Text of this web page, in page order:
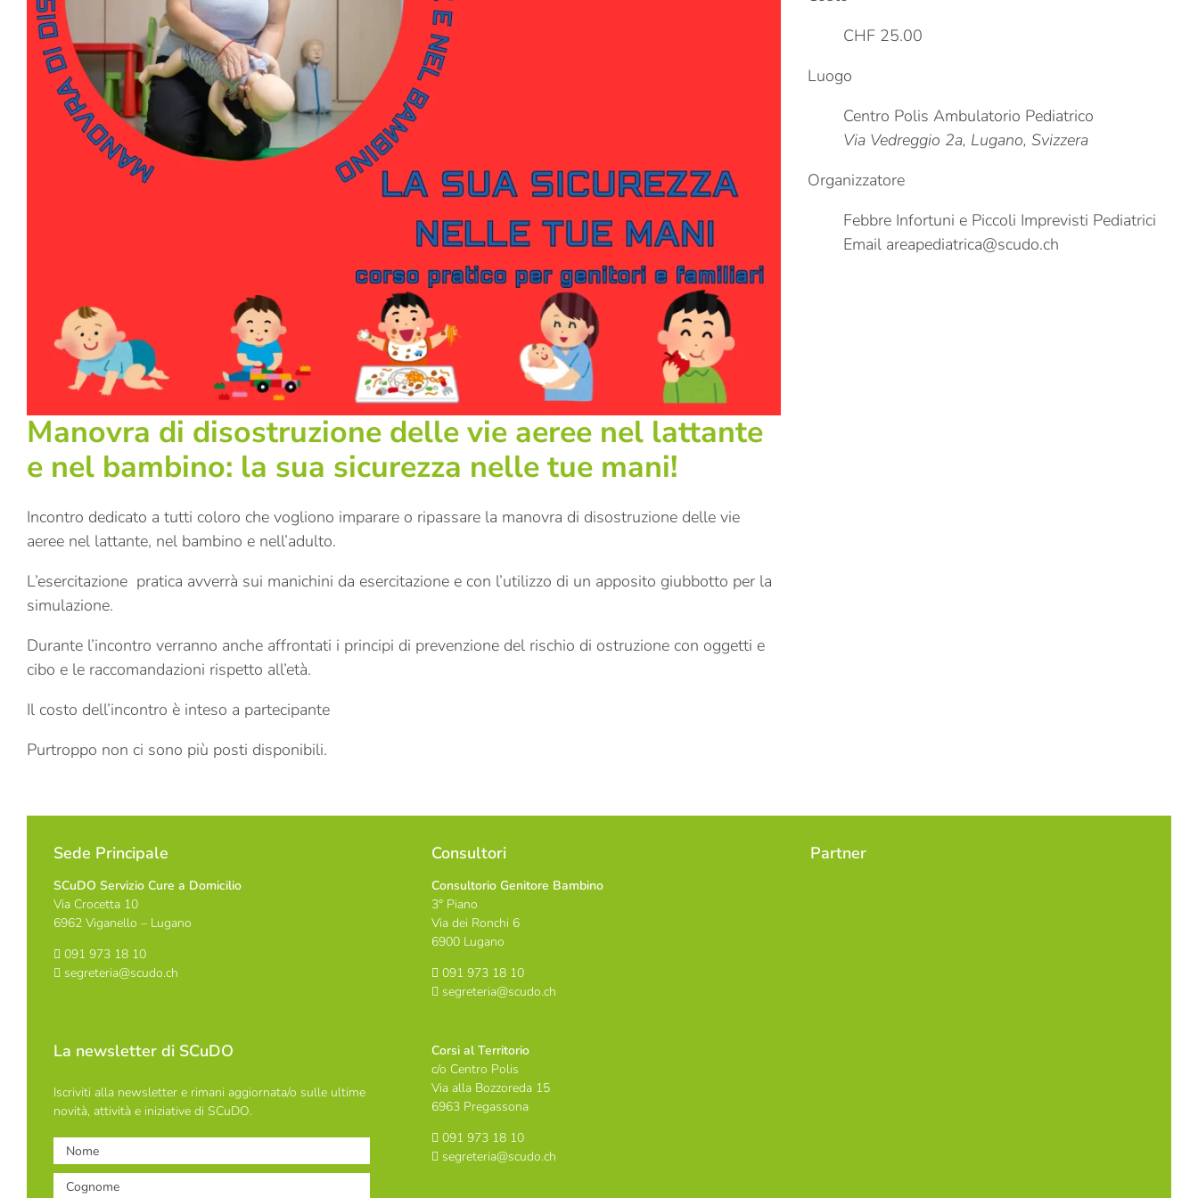
Manovra di disostruzione delle vie aeree nel lattante
e nel bambino: la sua sicurezza nelle tue mani!
Incontro dedicato a tutti coloro che vogliono imparare o ripassare la manovra di disostruzione delle vie
aeree nel lattante, nel bambino e nell’adulto.
L’esercitazione pratica avverrà sui manichini da esercitazione e con l’utilizzo di un apposito giubbotto per la
simulazione.
Durante l’incontro verranno anche affrontati i principi di prevenzione del rischio di ostruzione con oggetti e
cibo e le raccomandazioni rispetto all’età.
Il costo dell’incontro è inteso a partecipante
Purtroppo non ci sono più posti disponibili.
CHF 25.00
Luogo
Centro Polis Ambulatorio Pediatrico
Via Vedreggio 2a, Lugano, Svizzera
Organizzatore
Febbre Infortuni e Piccoli Imprevisti Pediatrici
Email areapediatrica@scudo.ch
Sede Principale
SCuDO Servizio Cure a Domicilio
Via Crocetta 10
6962 Viganello – Lugano
091 973 18 10
segreteria@scudo.ch
La newsletter di SCuDO
Iscriviti alla newsletter e rimani aggiornata/o sulle ultime
novità, attività e iniziative di SCuDO.
Consultori
Consultorio Genitore Bambino
3° Piano
Via dei Ronchi 6
6900 Lugano
091 973 18 10
segreteria@scudo.ch
Corsi al Territorio
c/o Centro Polis
Via alla Bozzoreda 15
6963 Pregassona
091 973 18 10
segreteria@scudo.ch
Partner